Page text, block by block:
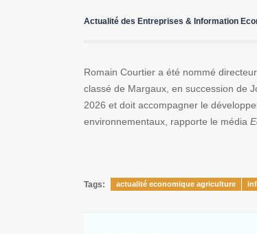
Actualité des Entreprises & Information
Romain Courtier a été nommé
classé de Margaux, en succession de
2026 et doit accompagner le
environnementaux, rapporte le média
Tags: actualité economique agriculture